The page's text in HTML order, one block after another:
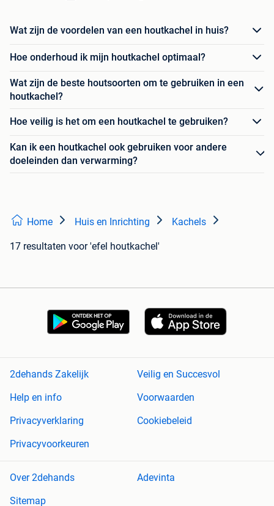
Wat zijn de voordelen van een houtkachel in huis?
Hoe onderhoud ik mijn houtkachel optimaal?
Wat zijn de beste houtsoorten om te gebruiken in een
houtkachel?
Hoe veilig is het om een houtkachel te gebruiken?
Kan ik een houtkachel ook gebruiken voor andere
doeleinden dan verwarming?
Home Huis en Inrichting Kachels
17 resultaten voor 'efel houtkachel'
2dehands Zakelijk
Veilig en Succesvol
Help en info
Voorwaarden
Privacyverklaring
Cookiebeleid
Privacyvoorkeuren
Over 2dehands
Adevinta
Sitemap